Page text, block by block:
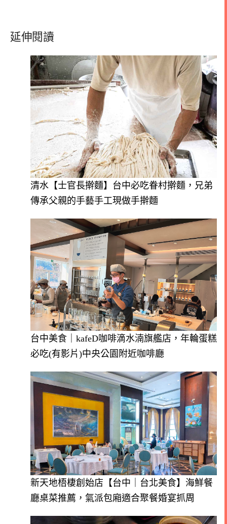
延伸閱讀
清水【士官長擀麵】台中必吃眷村擀麵，兄弟
傳承父親的手藝手工現做手擀麵
台中美食｜kafeD咖啡滴水湳旗艦店，年輪蛋糕
必吃(有影片)中央公園附近咖啡廳
新天地梧棲創始店【台中｜台北美食】海鮮餐
廳桌菜推薦，氣派包廂適合聚餐婚宴抓周